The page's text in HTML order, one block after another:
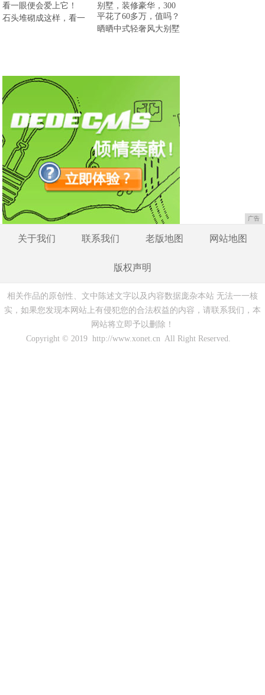
石头堆砌成这样，看一
晒晒中式轻奢风大别墅
广告
关于我们 联系我们 老版地图 网站地图
版权声明
相关作品的原创性、文中陈述文字以及内容数据庞杂本站 无法一一核
实，如果您发现本网站上有侵犯您的合法权益的内容，请联系我们，本
网站将立即予以删除！
Copyright © 2019 http://www.xonet.cn All Right Reserved.